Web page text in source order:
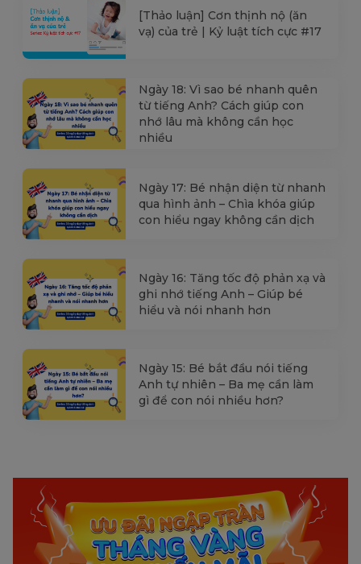
[Thảo luận] Cơn thịnh nộ (ăn
vạ) của trẻ | Kỷ luật tích cực #17
Ngày 18: Vì sao bé nhanh quên
từ tiếng Anh? Cách giúp con
nhớ lâu mà không cần học
nhiều
Ngày 17: Bé nhận diện từ nhanh
qua hình ảnh – Chìa khóa giúp
con hiểu ngay không cần dịch
Ngày 16: Tăng tốc độ phản xạ và
ghi nhớ tiếng Anh – Giúp bé
hiểu và nói nhanh hơn
Ngày 15: Bé bắt đầu nói tiếng
Anh tự nhiên – Ba mẹ cần làm
gì để con nói nhiều hơn?